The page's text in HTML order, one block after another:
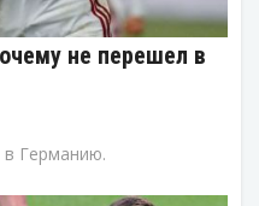
не перешел в
в Германию.